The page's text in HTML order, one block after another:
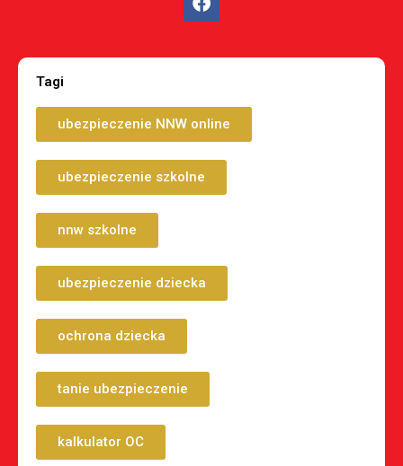
Tagi
ubezpieczenie NNW online
ubezpieczenie szkolne
nnw szkolne
ubezpieczenie dziecka
ochrona dziecka
tanie ubezpieczenie
kalkulator OC